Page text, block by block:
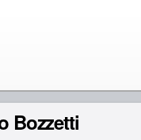
Bozzetti